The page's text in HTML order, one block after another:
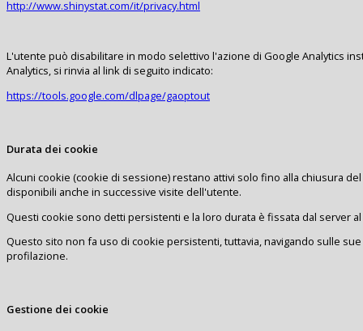
http://www.shinystat.com/it/privacy.html
L'utente può disabilitare in modo selettivo l'azione di Google Analytics
Analytics, si rinvia al link di seguito indicato:
https://tools.google.com/dlpage/gaoptout
Durata dei cookie
Alcuni cookie (cookie di sessione) restano attivi solo fino alla chiusura
disponibili anche in successive visite dell'utente.
Questi cookie sono detti persistenti e la loro durata è fissata dal server
Questo sito non fa uso di cookie persistenti, tuttavia, navigando sulle
profilazione.
Gestione dei cookie